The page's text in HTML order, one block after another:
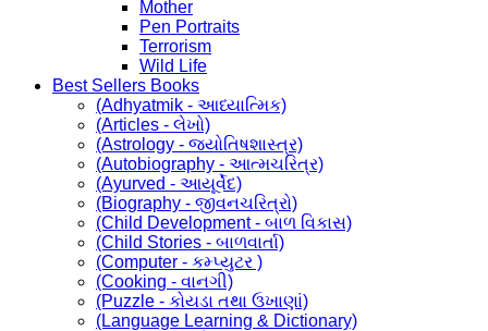
Mother
Pen Portraits
Terrorism
Wild Life
Best Sellers Books
(Adhyatmik - આધ્યાત્મિક)
(Articles - લેખો)
(Astrology - જ્યોતિષશાસ્ત્ર)
(Autobiography - આત્મચરિત્ર)
(Ayurved - આયૂર્વેદ)
(Biography - જીવનચરિત્રો)
(Child Development - બાળ વિકાસ)
(Child Stories - બાળવાર્તા)
(Computer - કમ્પ્યુટર )
(Cooking - વાનગી)
(Puzzle - કોયડા તથા ઉખાણાં)
(Language Learning & Dictionary)